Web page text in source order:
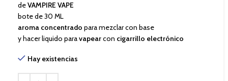
deVAMPIRE VAPE
bote de 30 ML
aroma concentrado para mezclar con base
y hacer liquido paravapearcon cigarrillo electrónico
Hay existencias